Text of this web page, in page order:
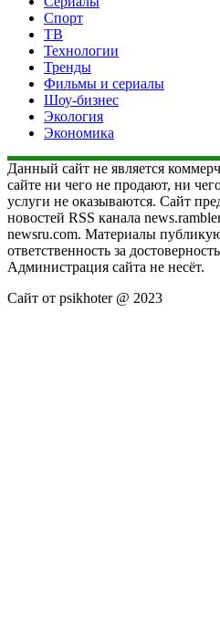
Спорт
ТВ
Технологии
Тренды
Фильмы и сериалы
Шоу-бизнес
Экология
Экономика
Данный сайт не является
сайте ни чего не продают, ни
услуги не оказываются. Сайт
новостей RSS канала
newsru.com. Материалы
ответственность за
Администрация сайта не несёт.
Сайт от psikhoter @ 2023